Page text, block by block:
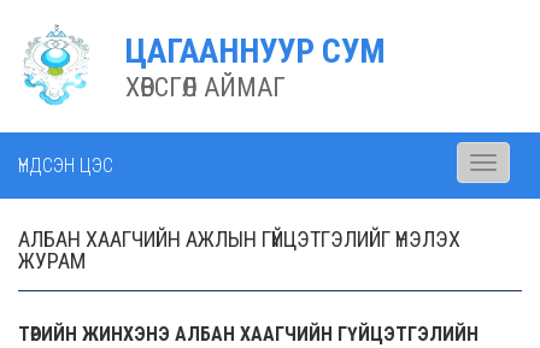
ЦАГААННУУР СУМ
ХӨВСГӨЛ АЙМАГ
ҮНДСЭН ЦЭС
Toggle
АЛБАН ХААГЧИЙН АЖЛЫН ГҮЙЦЭТГЭЛИЙГ ҮНЭЛЭХ
ЖУРАМ
ТӨРИЙН ЖИНХЭНЭ АЛБАН ХААГЧИЙН ГҮЙЦЭТГЭЛИЙН